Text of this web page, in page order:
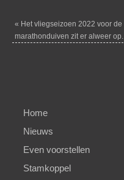
« Het vliegseizoen 2022 voor de
marathonduiven zit er alweer op.
Home
Nieuws
Even voorstellen
Stamkoppel